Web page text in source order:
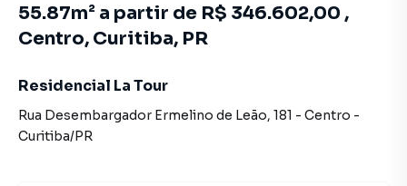
55.87m² a partir de R$ 346.602,00 ,
Centro, Curitiba, PR
Residencial La Tour
Rua Desembargador Ermelino de Leão, 181 - Centro -
Curitiba/PR